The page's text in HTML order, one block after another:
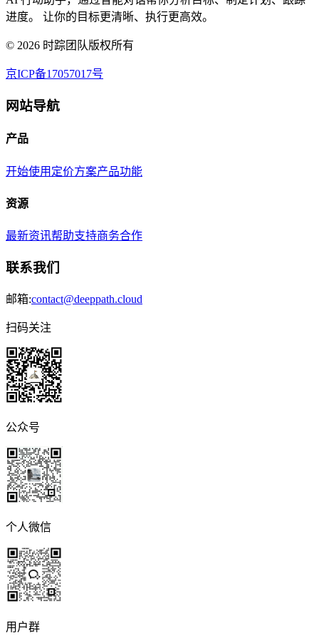
进度。 让你的目标更清晰、执行更高效。
© 2026 时踪团队版权所有
京ICP备17057017号
网站导航
产品
开始使用 定价方案产品功能
资源
最新资讯帮助支持商务合作
联系我们
邮箱:contact@deeppath.cloud
扫码关注
公众号
个人微信
用户群